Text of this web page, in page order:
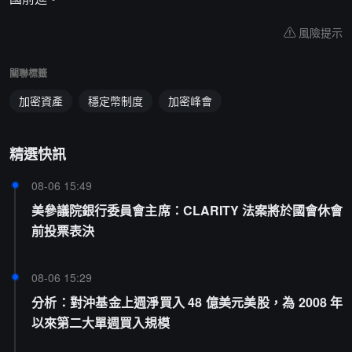
風險提示
關聯標籤
加密資產 穩定幣制度 加密峰會
精選快訊
08-06 15:49
美參議院銀行委員會主席：CLARITY 法案將於國會休會
前投票表決
08-06 15:29
分析：對沖基金上週淨買入 48 億美元美股，為 2008 年
以來第二大單週買入規模